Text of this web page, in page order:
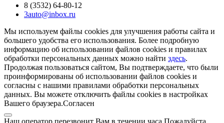
8 (3532) 64-80-12
3auto@inbox.ru
Мы используем файлы cookies для улучшения работы сайта и
большего удобства его использования. Более подробную
информацию об использовании файлов cookies и правилах
обработки персональных данных можно найти здесь.
Продолжая пользоваться сайтом, Вы подтверждаете, что были
проинформированы об использовании файлов cookies и
согласны с нашими правилами обработки персональных
данных. Вы можете отключить файлы cookies в настройках
Вашего браузера.Согласен
Наш оператор перезвонит Вам в течении часа Пожалуйста,